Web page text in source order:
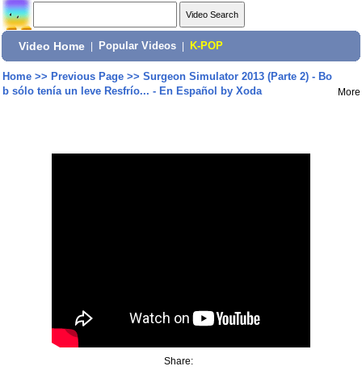
Video Home Popular Videos K-POP
Home>> Previous Page>> Surgeon Simulator 2013 (Parte 2) - Bo
b sólo tenía un leve Resfrío... - En Español by Xoda
More
Share: